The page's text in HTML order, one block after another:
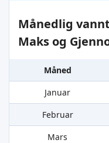
Månedlig
Maks og
Måned
Januar
Februar
Mars